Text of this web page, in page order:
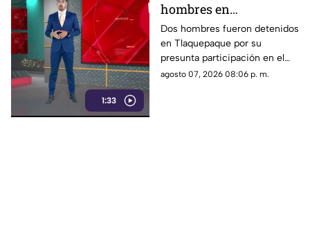
1:33
hombres en
Tlaquepaque por
presunto abuso y
maltrato animal contra
una perrita
Dos hombres fueron detenidos
en Tlaquepaque por su
presunta participación en el
abuso y maltrato de una
agosto 07, 2026 08:06 p. m.